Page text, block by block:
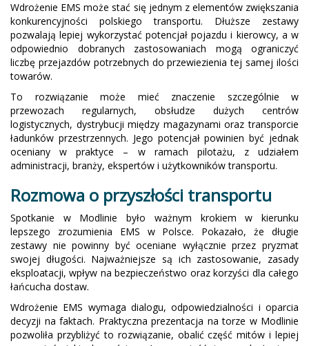
Wdrożenie EMS może stać się jednym z elementów zwiększania
konkurencyjności polskiego transportu. Dłuższe zestawy
pozwalają lepiej wykorzystać potencjał pojazdu i kierowcy, a w
odpowiednio dobranych zastosowaniach mogą ograniczyć
liczbę przejazdów potrzebnych do przewiezienia tej samej ilości
towarów.
To rozwiązanie może mieć znaczenie szczególnie w
przewozach regularnych, obsłudze dużych centrów
logistycznych, dystrybucji między magazynami oraz transporcie
ładunków przestrzennych. Jego potencjał powinien być jednak
oceniany w praktyce – w ramach pilotażu, z udziałem
administracji, branży, ekspertów i użytkowników transportu.
Rozmowa o przyszłości transportu
Spotkanie w Modlinie było ważnym krokiem w kierunku
lepszego zrozumienia EMS w Polsce. Pokazało, że długie
zestawy nie powinny być oceniane wyłącznie przez pryzmat
swojej długości. Najważniejsze są ich zastosowanie, zasady
eksploatacji, wpływ na bezpieczeństwo oraz korzyści dla całego
łańcucha dostaw.
Wdrożenie EMS wymaga dialogu, odpowiedzialności i oparcia
decyzji na faktach. Praktyczna prezentacja na torze w Modlinie
pozwoliła przybliżyć to rozwiązanie, obalić część mitów i lepiej